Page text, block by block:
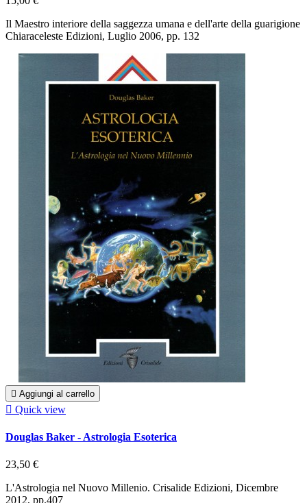
Il Maestro interiore della saggezza umana e dell'arte della guarigione
Chiaraceleste Edizioni, Luglio 2006, pp. 132
 Aggiungi al carrello
 Quick view
Douglas Baker - Astrologia Esoterica
23,50 €
L'Astrologia nel Nuovo Millenio. Crisalide Edizioni, Dicembre
2012, pp.407